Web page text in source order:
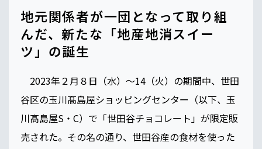
地元関係者が一団となって取り組
んだ、新たな「地産地消スイー
ツ」の誕生
2023年２月８日（水）～14（火）の期間中、世田
谷区の玉川髙島屋ショッピングセンター（以下、玉
川髙島屋S・C）で「世田谷チョコレート」が限定販
売された。その名の通り、世田谷産の食材を使った